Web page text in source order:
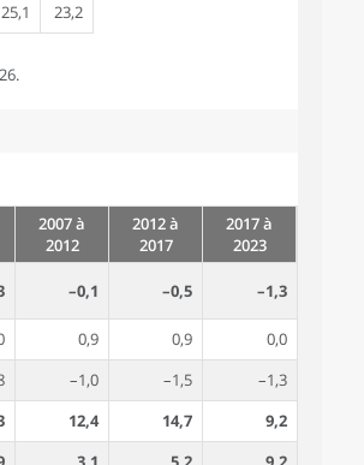
25,1
23,2
2007 à
2012
2012 à
2017
2017 à
2023
–0,1 –0,5 –1,3
0,9 0,9
0,0
–1,0 –1,5
–1,3
12,4 14,7
9,2